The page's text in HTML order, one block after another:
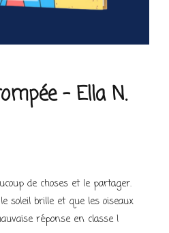
– Ella N.
de choses et le partager.
soleil brille et que les oiseaux
réponse en classe !